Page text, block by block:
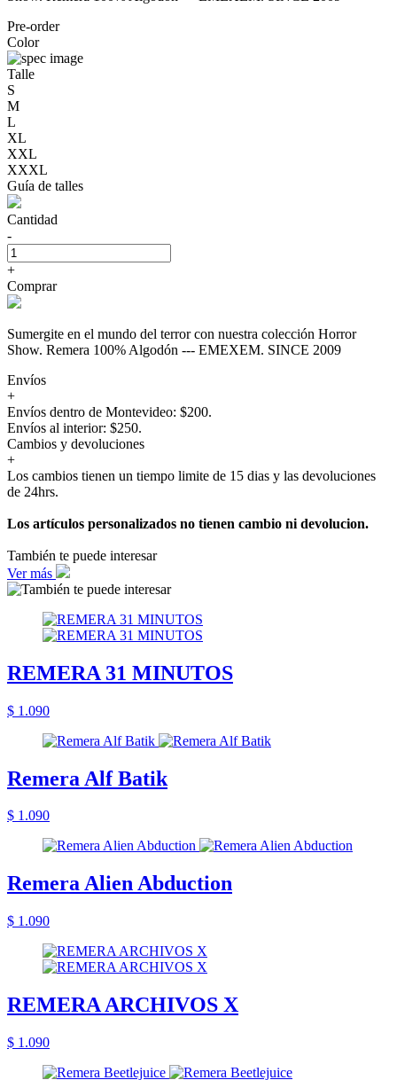
Pre-order
Color
Talle
S
M
L
XL
XXL
XXXL
Guía de talles
Cantidad
-
+
Comprar
Sumergite en el mundo del terror con nuestra colección Horror
Show. Remera 100% Algodón --- EMEXEM. SINCE 2009
Envíos
+
Envíos dentro de Montevideo: $200.
Envíos al interior: $250.
Cambios y devoluciones
+
Los cambios tienen un tiempo limite de 15 dias y las devoluciones
de 24hrs.
Los artículos personalizados no tienen cambio ni devolucion.
También te puede interesar
Ver más
REMERA 31 MINUTOS
$ 1.090
Remera Alf Batik
$ 1.090
Remera Alien Abduction
$ 1.090
REMERA ARCHIVOS X
$ 1.090